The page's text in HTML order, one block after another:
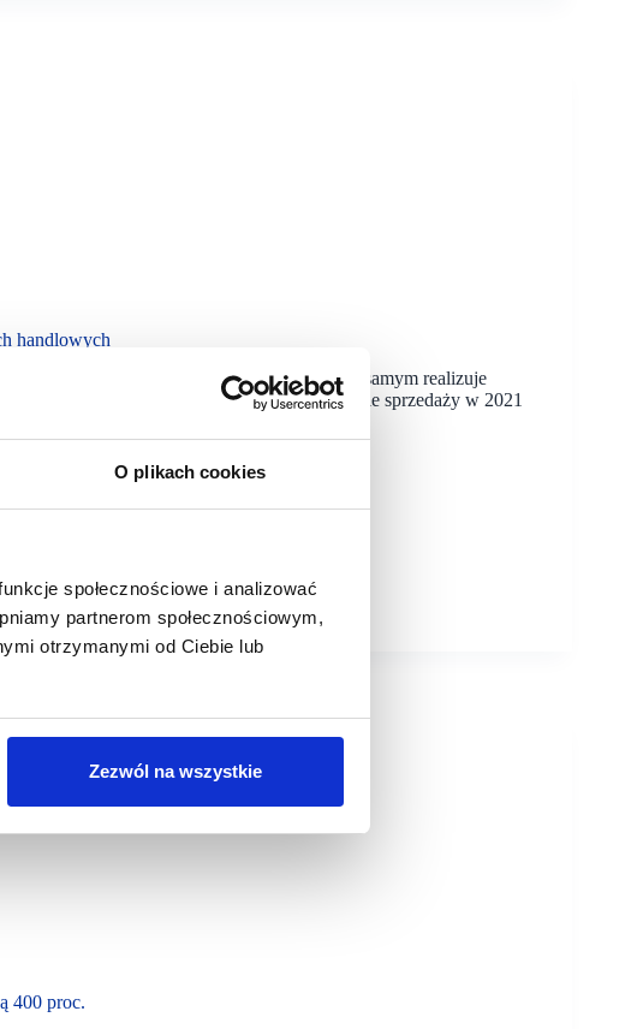
O plikach cookies
społecznościowe i analizować
partnerom społecznościowym,
otrzymanymi od Ciebie lub
Zezwól na wszystkie
handlowych
wynajmującymi w galeriach handlowych. Tym samym realizuje
co pozwala na pozytywne prognozy w zakresie sprzedaży w 2021
400 proc.